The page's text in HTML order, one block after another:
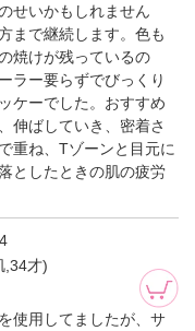
せいかもしれません
まで継続します。色も
焼けが残っているの
ラー要らずでびっくり
ケーでした。おすすめ
伸ばしていき、密着さ
重ね、Tゾーンと目元に
としたときの肌の疲労
,34才)
使用してましたが、サ